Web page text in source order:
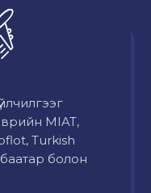
MIAT,
Turkish
болон